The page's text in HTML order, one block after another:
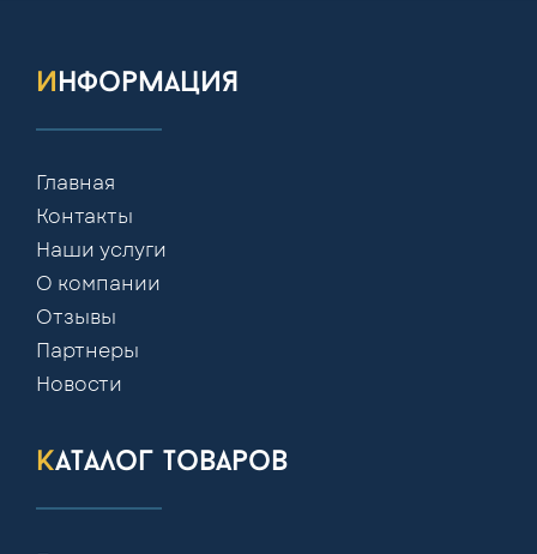
информация
Главная
Контакты
Наши услуги
О компании
Отзывы
Партнеры
Новости
каталог товаров